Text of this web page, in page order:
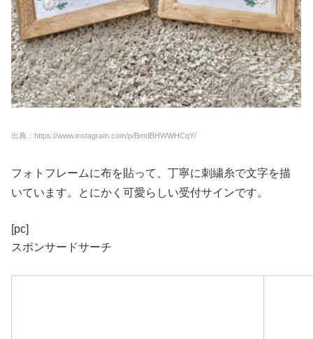
出典：https://www.instagram.com/p/BmdBHWWHCqY/
フォトフレームに布を貼って、丁寧に刺繍糸で文字を描
いています。とにかく可愛らしい受付サインです。
[pc]
スポンサードサーチ